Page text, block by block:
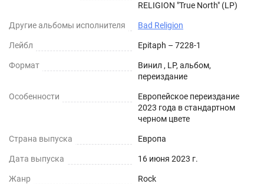
RELIGION "True North" (LP)
Другие альбомы исполнителя Bad Religion
Лейбл Epitaph – 7228-1
Формат
Винил , LP, альбом,
переиздание
Особенности
Европейское переиздание
2023 года в стандартном
черном цвете
Страна выпуска Европа
Дата выпуска 16 июня 2023 г.
Жанр Rock